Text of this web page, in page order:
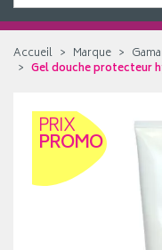
Accueil Marque
Gel douche protecteur
PRIX
PROMO